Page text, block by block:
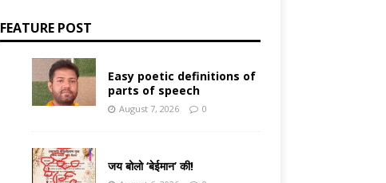
FEATURE POST
Easy poetic definitions of
parts of speech
August 7, 2026 0
जय बोलो ‘बेईमान’ की!